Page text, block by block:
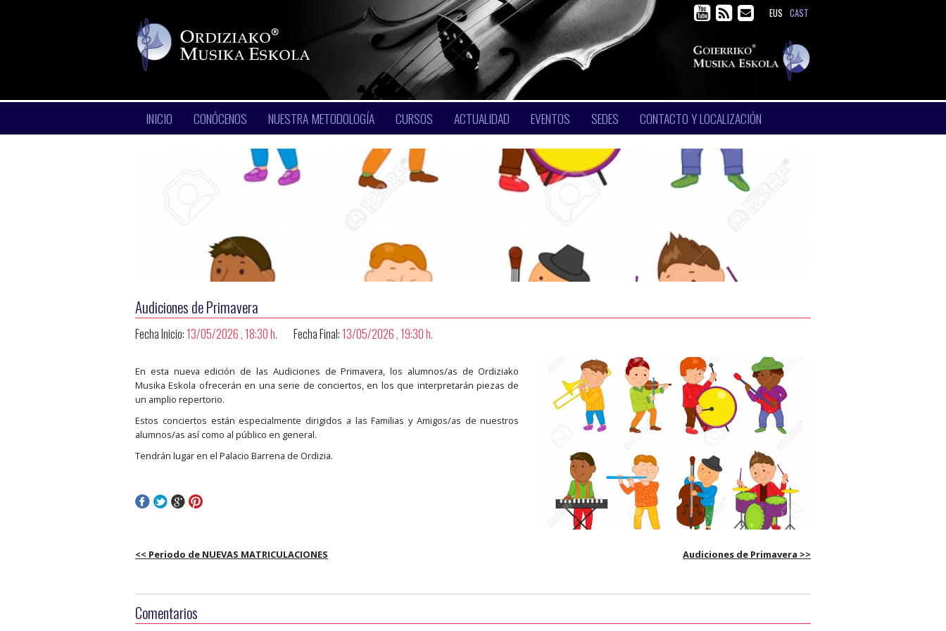
EUS CAST
INICIO CONÓCENOS NUESTRA METODOLOGÍA CURSOS ACTUALIDAD EVENTOS SEDES CONTACTO Y LOCALIZACIÓN
Audiciones de Primavera
Fecha Inicio: 13/05/2026 , 18:30 h. Fecha Final: 13/05/2026 , 19:30 h.
En esta nueva edición de las Audiciones de Primavera, los alumnos/as de Ordiziako
Musika Eskola ofrecerán en una serie de conciertos, en los que interpretarán piezas de
un amplio repertorio.
Estos conciertos están especialmente dirigidos a las Familias y Amigos/as de nuestros
alumnos/as así como al público en general.
Tendrán lugar en el Palacio Barrena de Ordizia.
<< Periodo de NUEVAS MATRICULACIONES Audiciones de Primavera >>
Comentarios